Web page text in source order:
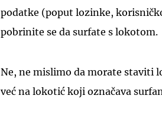
podatke (poput lozinke,
pobrinite se da surfate s lokotom.
Ne, ne mislimo da morate staviti
već na lokotić koji označava